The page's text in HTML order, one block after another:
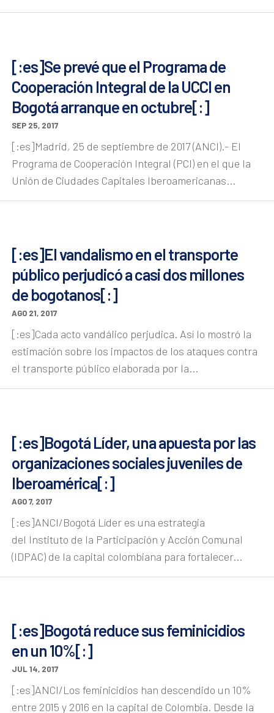
[:es]Se prevé que el Programa de
Cooperación Integral de la UCCI en
Bogotá arranque en octubre[:]
SEP 25, 2017
[:es]Madrid, 25 de septiembre de 2017 (ANCI).- El
Programa de Cooperación Integral (PCI) en el que la
Unión de Ciudades Capitales Iberoamericanas...
[:es]El vandalismo en el transporte
público perjudicó a casi dos millones
de bogotanos[:]
AGO 21, 2017
[:es]Cada acto vandálico perjudica. Así lo mostró la
estimación sobre los impactos de los ataques contra
el transporte público elaborada por la...
[:es]Bogotá Líder, una apuesta por las
organizaciones sociales juveniles de
Iberoamérica[:]
AGO 7, 2017
[:es]ANCI/Bogotá Líder es una estrategia
del Instituto de la Participación y Acción Comunal
(IDPAC) de la capital colombiana para fortalecer...
[:es]Bogotá reduce sus feminicidios
en un 10%[:]
JUL 14, 2017
[:es]ANCI/Los feminicidios han descendido un 10%
entre 2015 y 2016 en la capital de Colombia. Desde la